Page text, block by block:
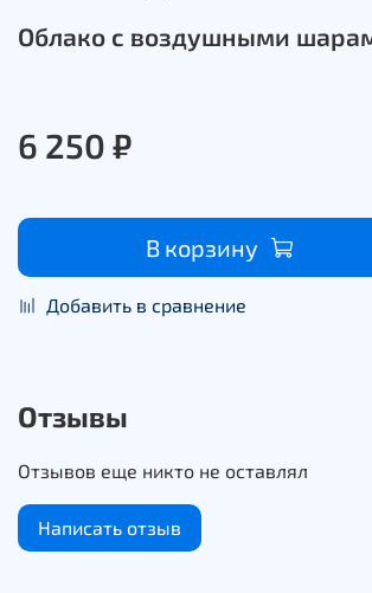
Облако с воздушными
6 250 ₽
В корзину
Добавить в сравнение
Отзывы
Отзывов еще никто не оставлял
Написать отзыв